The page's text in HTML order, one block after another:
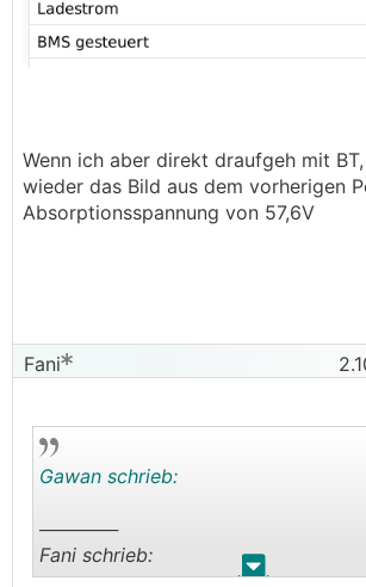
Wenn ich aber direkt draufgeh mit
wieder das Bild aus dem vorherigen
Absorptionsspannung von 57,6V
Fani
. .
Gawan schrieb:
──────
Fani schrieb: